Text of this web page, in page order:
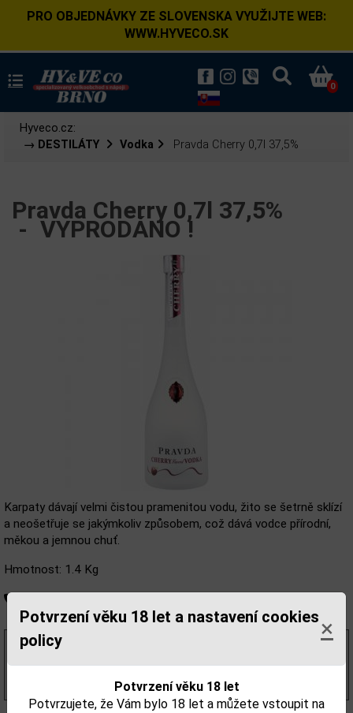
Potvrzení věku 18 let a nastavení cookies
policy
×
Potvrzení věku 18 let
Potvrzujete, že Vám bylo 18 let a můžete vstoupit na
PRO OBJEDNÁVKY ZE SLOVENSKA VYUŽIJTE WEB:
WWW.HYVECO.SK
0
Hyveco.cz:
→ DESTILÁTY
Vodka Pravda Cherry 0,7l 37,5%
Pravda Cherry 0,7l 37,5%
- VYPRODÁNO !
Karpaty dávají velmi čistou pramenitou vodu, žito se šetrně sklízí
a neošetřuje se jakýmkoliv způsobem, což dává vodce přírodní,
měkou a jemnou chuť.
Hmotnost: 1.4 Kg
561,42 Kč
679,00 Kčs DPH